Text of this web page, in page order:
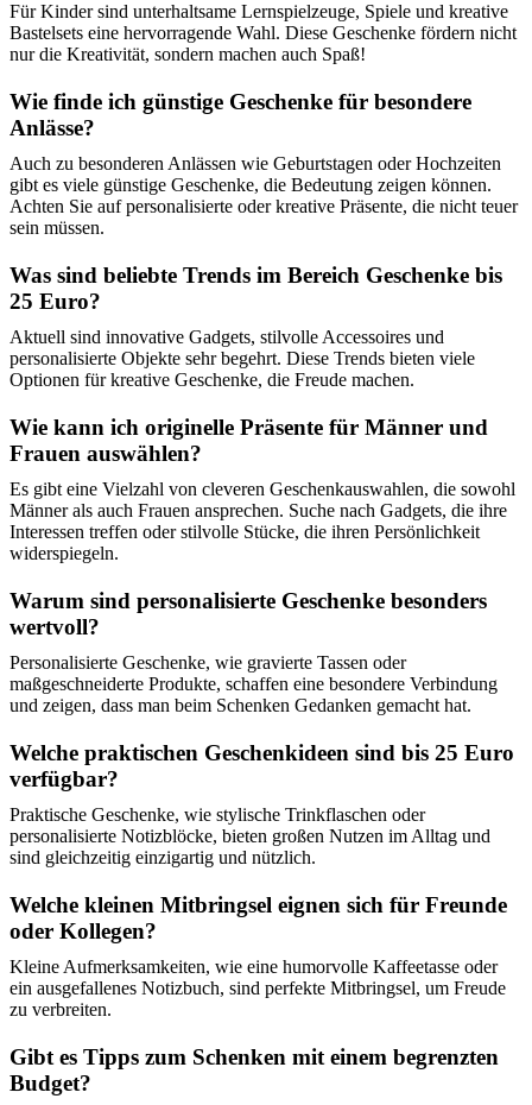
Für Kinder sind unterhaltsame Lernspielzeuge, Spiele und kreative
Bastelsets eine hervorragende Wahl. Diese Geschenke fördern nicht
nur die Kreativität, sondern machen auch Spaß!
Wie finde ich günstige Geschenke für besondere
Anlässe?
Auch zu besonderen Anlässen wie Geburtstagen oder Hochzeiten
gibt es viele günstige Geschenke, die Bedeutung zeigen können.
Achten Sie auf personalisierte oder kreative Präsente, die nicht teuer
sein müssen.
Was sind beliebte Trends im Bereich Geschenke bis
25 Euro?
Aktuell sind innovative Gadgets, stilvolle Accessoires und
personalisierte Objekte sehr begehrt. Diese Trends bieten viele
Optionen für kreative Geschenke, die Freude machen.
Wie kann ich originelle Präsente für Männer und
Frauen auswählen?
Es gibt eine Vielzahl von cleveren Geschenkauswahlen, die sowohl
Männer als auch Frauen ansprechen. Suche nach Gadgets, die ihre
Interessen treffen oder stilvolle Stücke, die ihren Persönlichkeit
widerspiegeln.
Warum sind personalisierte Geschenke besonders
wertvoll?
Personalisierte Geschenke, wie gravierte Tassen oder
maßgeschneiderte Produkte, schaffen eine besondere Verbindung
und zeigen, dass man beim Schenken Gedanken gemacht hat.
Welche praktischen Geschenkideen sind bis 25 Euro
verfügbar?
Praktische Geschenke, wie stylische Trinkflaschen oder
personalisierte Notizblöcke, bieten großen Nutzen im Alltag und
sind gleichzeitig einzigartig und nützlich.
Welche kleinen Mitbringsel eignen sich für Freunde
oder Kollegen?
Kleine Aufmerksamkeiten, wie eine humorvolle Kaffeetasse oder
ein ausgefallenes Notizbuch, sind perfekte Mitbringsel, um Freude
zu verbreiten.
Gibt es Tipps zum Schenken mit einem begrenzten
Budget?